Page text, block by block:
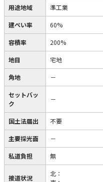
用途地域 準工業
建ぺい率 60%
容積率 200%
地目 宅地
角地 －
セットバッ
ク
－
国土法届出 不要
主要採光面 －
私道負担 無
接道状況
北：